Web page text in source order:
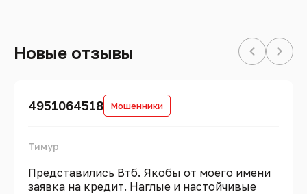
Новые отзывы
4951064518 Мошенники
Тимур
Представились Втб. Якобы от моего имени
заявка на кредит. Наглые и настойчивые